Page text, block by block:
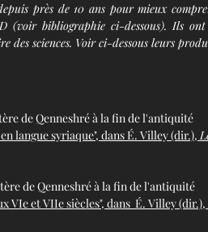
près de 10 ans pour mieux
(voir bibliographie ci-dessous). Ils
sciences. Voir ci-dessous leurs
de Qenneshré à la fin de l'antiquité
langue syriaque", dansÉ. Villey (dir.),
de Qenneshré à la fin de l'antiquité
VIe et VIIe siècles", dans É. Villey (dir.),